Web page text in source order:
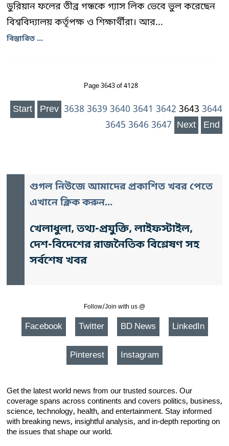
ডুরিয়ান ফলের তীব্র গন্ধকে গ্যাস লিক ভেবে ভুল করেছেন
বিশ্ববিদ্যালয় কর্তৃপক্ষ ও শিক্ষার্থীরা। আর...
বিস্তারিত ...
Page 3643 of 4128
Start Prev 3638 3639 3640 3641 3642 3643 3644
3645 3646 3647 Next End
গুগল নিউজে আমাদের প্রকাশিত খবর পেতে
এখানে ক্লিক করুন...
খেলাধুলা, তথ্য-প্রযুক্তি, লাইফস্টাইল,
দেশ-বিদেশের রাজনৈতিক বিশ্লেষণ সহ
সর্বশেষ খবর
Follow/Join with us @
Facebook Twitter BD News LinkedIn
Pinterest Instagram
Get the latest world news from our trusted sources. Our
coverage spans across continents and covers politics, business,
science, technology, health, and entertainment. Stay informed
with breaking news, insightful analysis, and in-depth reporting on
the issues that shape our world.